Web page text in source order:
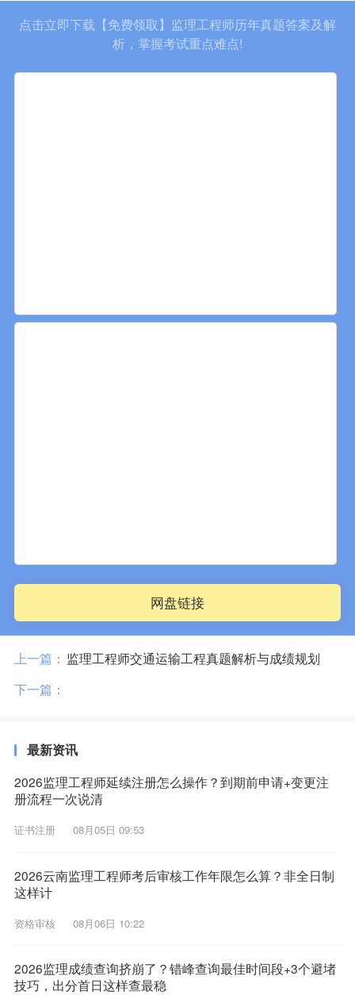
点击立即下载【免费领取】监理工程师历年真题答案及解
析，掌握考试重点难点!
网盘链接
上一篇： 监理工程师交通运输工程真题解析与成绩规划
下一篇：
最新资讯
2026监理工程师延续注册怎么操作？到期前申请+变更注
册流程一次说清
证书注册 08月05日 09:53
2026云南监理工程师考后审核工作年限怎么算？非全日制
这样计
资格审核 08月06日 10:22
2026监理成绩查询挤崩了？错峰查询最佳时间段+3个避堵
技巧，出分首日这样查最稳